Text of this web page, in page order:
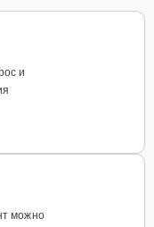
и
можно